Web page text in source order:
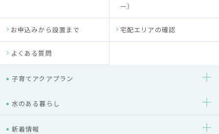
ー）
お申込みから設置まで 宅配エリアの確認
よくある質問
子育てアクアプラン
水のある暮らし
新着情報